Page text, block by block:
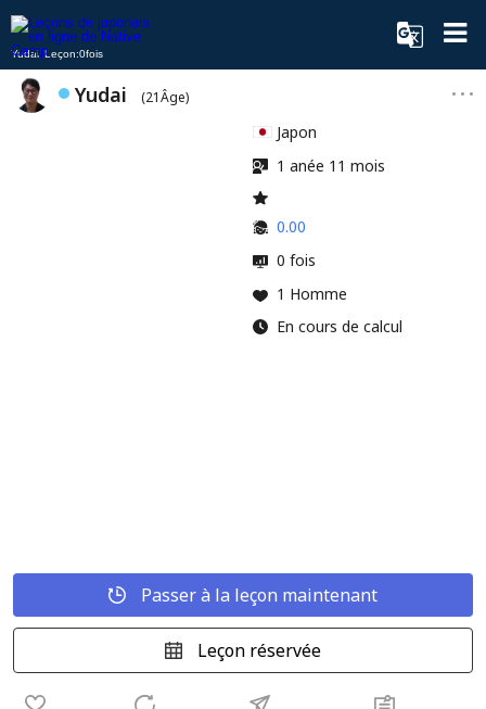
Yudai Leçon:0fois
Yudai (21Âge)
Japon
1 anée 11 mois
0.00
0 fois
1 Homme
En cours de calcul
Passer à la leçon maintenant
Leçon réservée